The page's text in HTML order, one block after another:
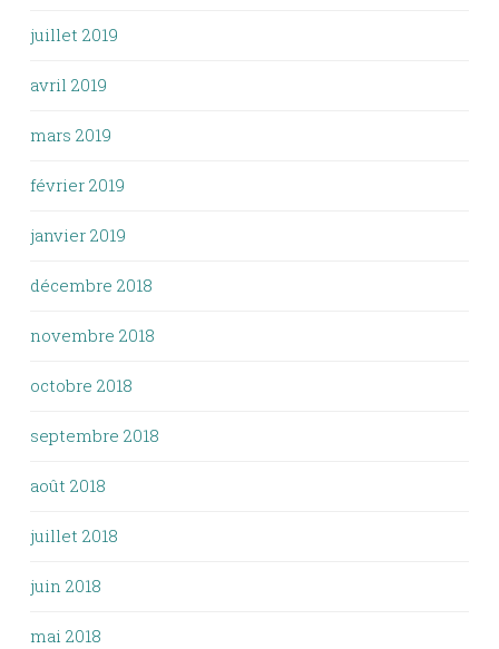
juillet 2019
avril 2019
mars 2019
février 2019
janvier 2019
décembre 2018
novembre 2018
octobre 2018
septembre 2018
août 2018
juillet 2018
juin 2018
mai 2018